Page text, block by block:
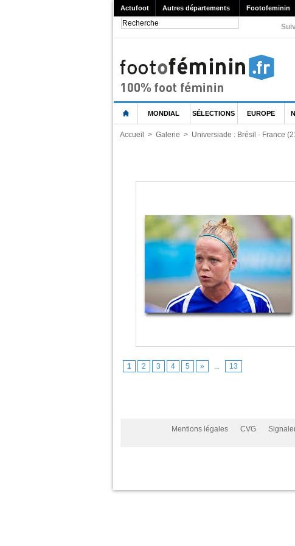
Actufoot Autres départements Footofeminin
MONDIAL SÉLECTIONS EUROPE
Accueil > Galerie > Universiade : Brésil - France
1 2 3 4 5 » ... 13
Mentions légales CVG